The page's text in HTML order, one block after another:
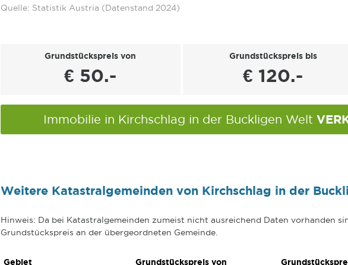
Quelle: Statistik Austria (Datenstand 2024)
Grundstückspreis von
€ 50.-
Grundstückspreis bis
€ 120.-
Immobilie in Kirchschlag in der Buckligen Welt
Weitere Katastralgemeinden von Kirchschlag in der
Hinweis: Da bei Katastralgemeinden zumeist nicht ausreichend Daten vorhanden
Grundstückspreis an der übergeordneten Gemeinde.
Gebiet Grundstückspreis von